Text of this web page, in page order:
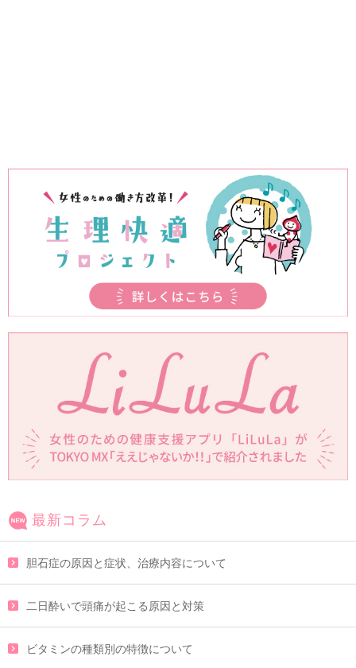
最新コラム
胆石症の原因と症状、治療内容について
二日酔いで頭痛が起こる原因と対策
ビタミンの種類別の特徴について